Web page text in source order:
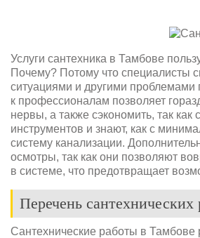
Услуги сантехника в Тамбове
Почему? Потому что специалисты
ситуациями и другими
к профессионалам позволяет
нервы, а также сэкономить, так
инструментов и знают, как с
систему канализации.
осмотры, так как они позволяют
в системе, что предотвращает
Перечень сантехнических
Сантехнические работы в